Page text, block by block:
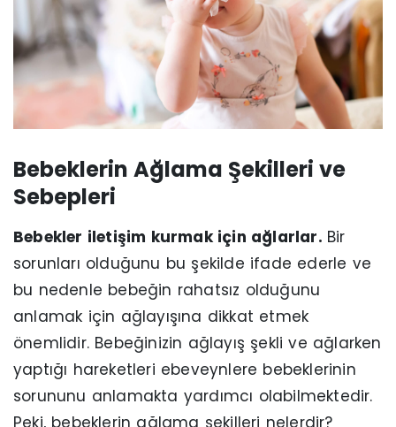
Bebeklerin Ağlama Şekilleri ve
Sebepleri
Bebekler iletişim kurmak için ağlarlar. Bir
sorunları olduğunu bu şekilde ifade ederle ve
bu nedenle bebeğin rahatsız olduğunu
anlamak için ağlayışına dikkat etmek
önemlidir. Bebeğinizin ağlayış şekli ve ağlarken
yaptığı hareketleri ebeveynlere bebeklerinin
sorununu anlamakta yardımcı olabilmektedir.